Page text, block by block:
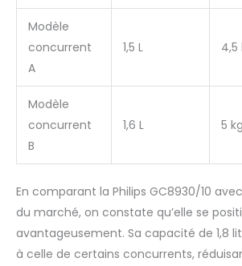
Modèle
concurrent
A
1,5 L 4,5
Modèle
concurrent
B
1,6 L 5 kg
En comparant la Philips GC8930/10
du marché, on constate qu’elle se
avantageusement. Sa capacité de 1,8
à celle de certains concurrents,